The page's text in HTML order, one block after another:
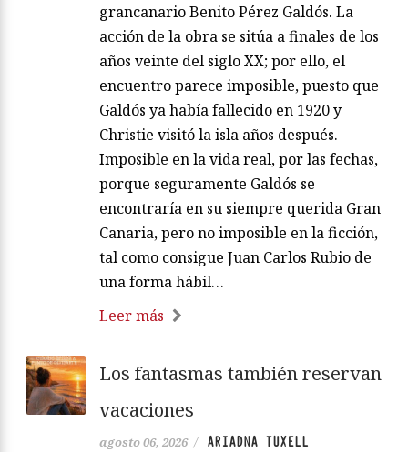
grancanario Benito Pérez Galdós. La
acción de la obra se sitúa a finales de los
años veinte del siglo XX; por ello, el
encuentro parece imposible, puesto que
Galdós ya había fallecido en 1920 y
Christie visitó la isla años después.
Imposible en la vida real, por las fechas,
porque seguramente Galdós se
encontraría en su siempre querida Gran
Canaria, pero no imposible en la ficción,
tal como consigue Juan Carlos Rubio de
una forma hábil…
Leer más
Los fantasmas también reservan
vacaciones
agosto 06, 2026 / ARIADNA TUXELL